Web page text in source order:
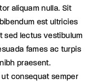
aliquam nulla. Sit
est ultricies
sed lectus vestibulum
fames ac turpis
praesent.
consequat semper